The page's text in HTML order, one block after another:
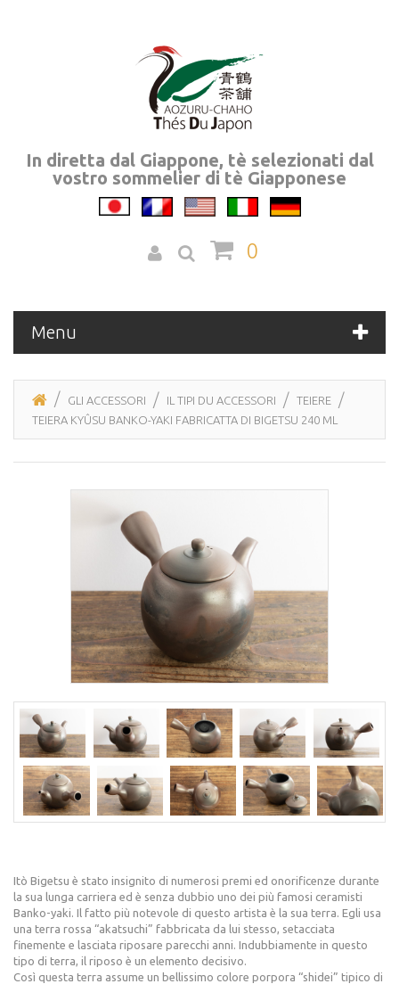
In diretta dal Giappone, tè selezionati dal
vostro sommelier di tè Giapponese
0
Menu
GLI ACCESSORI IL TIPI DU ACCESSORI
TEIERE
TEIERA KYÛSU BANKO-YAKI FABRICATTA DI BIGETSU 240 ML
Itò Bigetsu è stato insignito di numerosi premi ed onorificenze durante
la sua lunga carriera ed è senza dubbio uno dei più famosi ceramisti
Banko-yaki. Il fatto più notevole di questo artista è la sua terra. Egli usa
una terra rossa “akatsuchi” fabbricata da lui stesso, setacciata
finemente e lasciata riposare parecchi anni. Indubbiamente in questo
tipo di terra, il riposo è un elemento decisivo.
Così questa terra assume un bellissimo colore porpora “shidei” tipico di